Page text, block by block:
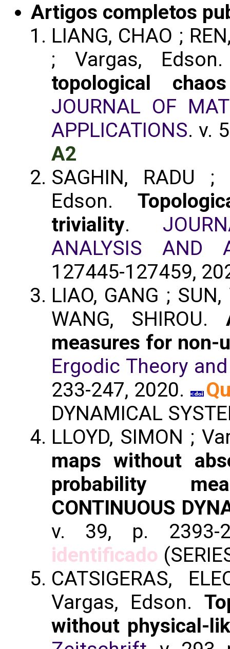
Artigos completos
LIANG, CHAO ;
; Vargas,
topological
JOURNAL OF
APPLICATIONS. v.
A2
SAGHIN, RADU ;
Edson.
triviality.
ANALYSIS AND
127445-127459,
LIAO, GANG ;
WANG, SHIROU.
measures for non-
Ergodic Theory
233-247, 2020.
DYNAMICAL
LLOYD, SIMON ;
maps without
probability
CONTINUOUS
v. 39, p. 2393-
identificado
CATSIGERAS,
Vargas, Edson.
without physical-